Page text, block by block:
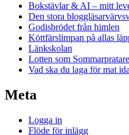
Bokstävlar & AI – mitt
Den stora
Godisbrödet från himlen
Köttfärslimpan på allas
Länkskolan
Lotten som
Vad ska du laga för mat
Meta
Logga in
Flöde för inlägg